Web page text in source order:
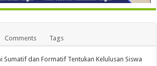
Comments Tags
Sumatif dan Formatif Tentukan Kelulusan Siswa